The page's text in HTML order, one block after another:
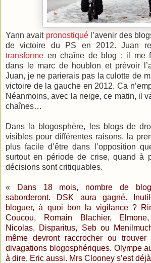
Yann avait pronostiquél’avenir des
de victoire du PS en 2012. Juan
transforme en chaîne de blog : il me
dans le marc de houblon et prévoir
Juan, je ne parierais pas la culotte de
victoire de la gauche en 2012. Ca
Néanmoins, avec la neige, ce matin, il
chaînes…
Dans la blogosphère, les blogs de
visibles pour différentes raisons, la
plus facile d’être dans l’opposition
surtout en période de crise, quand à
décisions sont critiquables.
«
Dans 18 mois, nombre de
saborderont. DSK aura gagné.
bloguer, à quoi bon la vigilance ?
Coucou, Romain Blachier, Elmone
Nicolas, Disparitus, Sebou
même devront raccrocher ou trouver
divagations blogosphériques. Olympe
à dire, Eric aussi. Mrs Clooney s’est